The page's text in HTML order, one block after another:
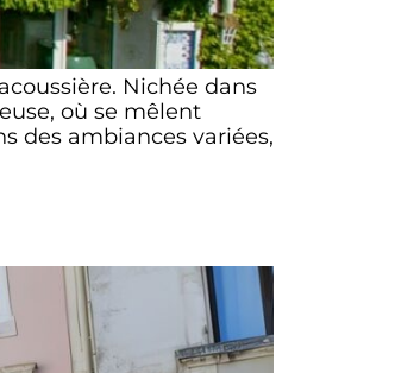
Nichée dans
où se mêlent
des ambiances variées,